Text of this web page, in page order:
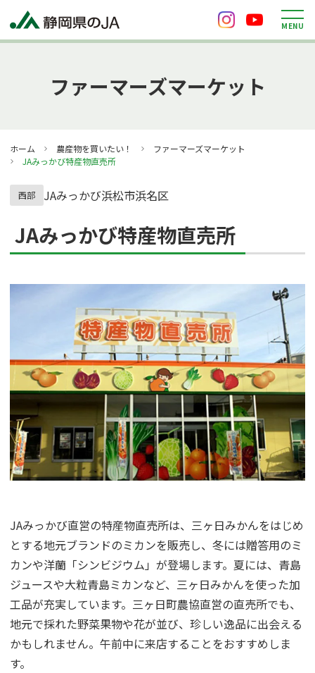
M ENU
ファーマーズマーケット
ホーム 農産物を買いたい！
ファーマーズマーケット
JAみっかび特産物直売所
西部 JAみっかび浜松市浜名区
JAみっかび特産物直売所
JAみっかび直営の特産物直売所は、三ヶ日みかんをはじめ
とする地元ブランドのミカンを販売し、冬には贈答用のミ
カンや洋蘭「シンビジウム」が登場します。夏には、青島
ジュースや大粒青島ミカンなど、三ヶ日みかんを使った加
工品が充実しています。三ヶ日町農協直営の直売所でも、
地元で採れた野菜果物や花が並び、珍しい逸品に出会える
かもしれません。午前中に来店することをおすすめしま
す。